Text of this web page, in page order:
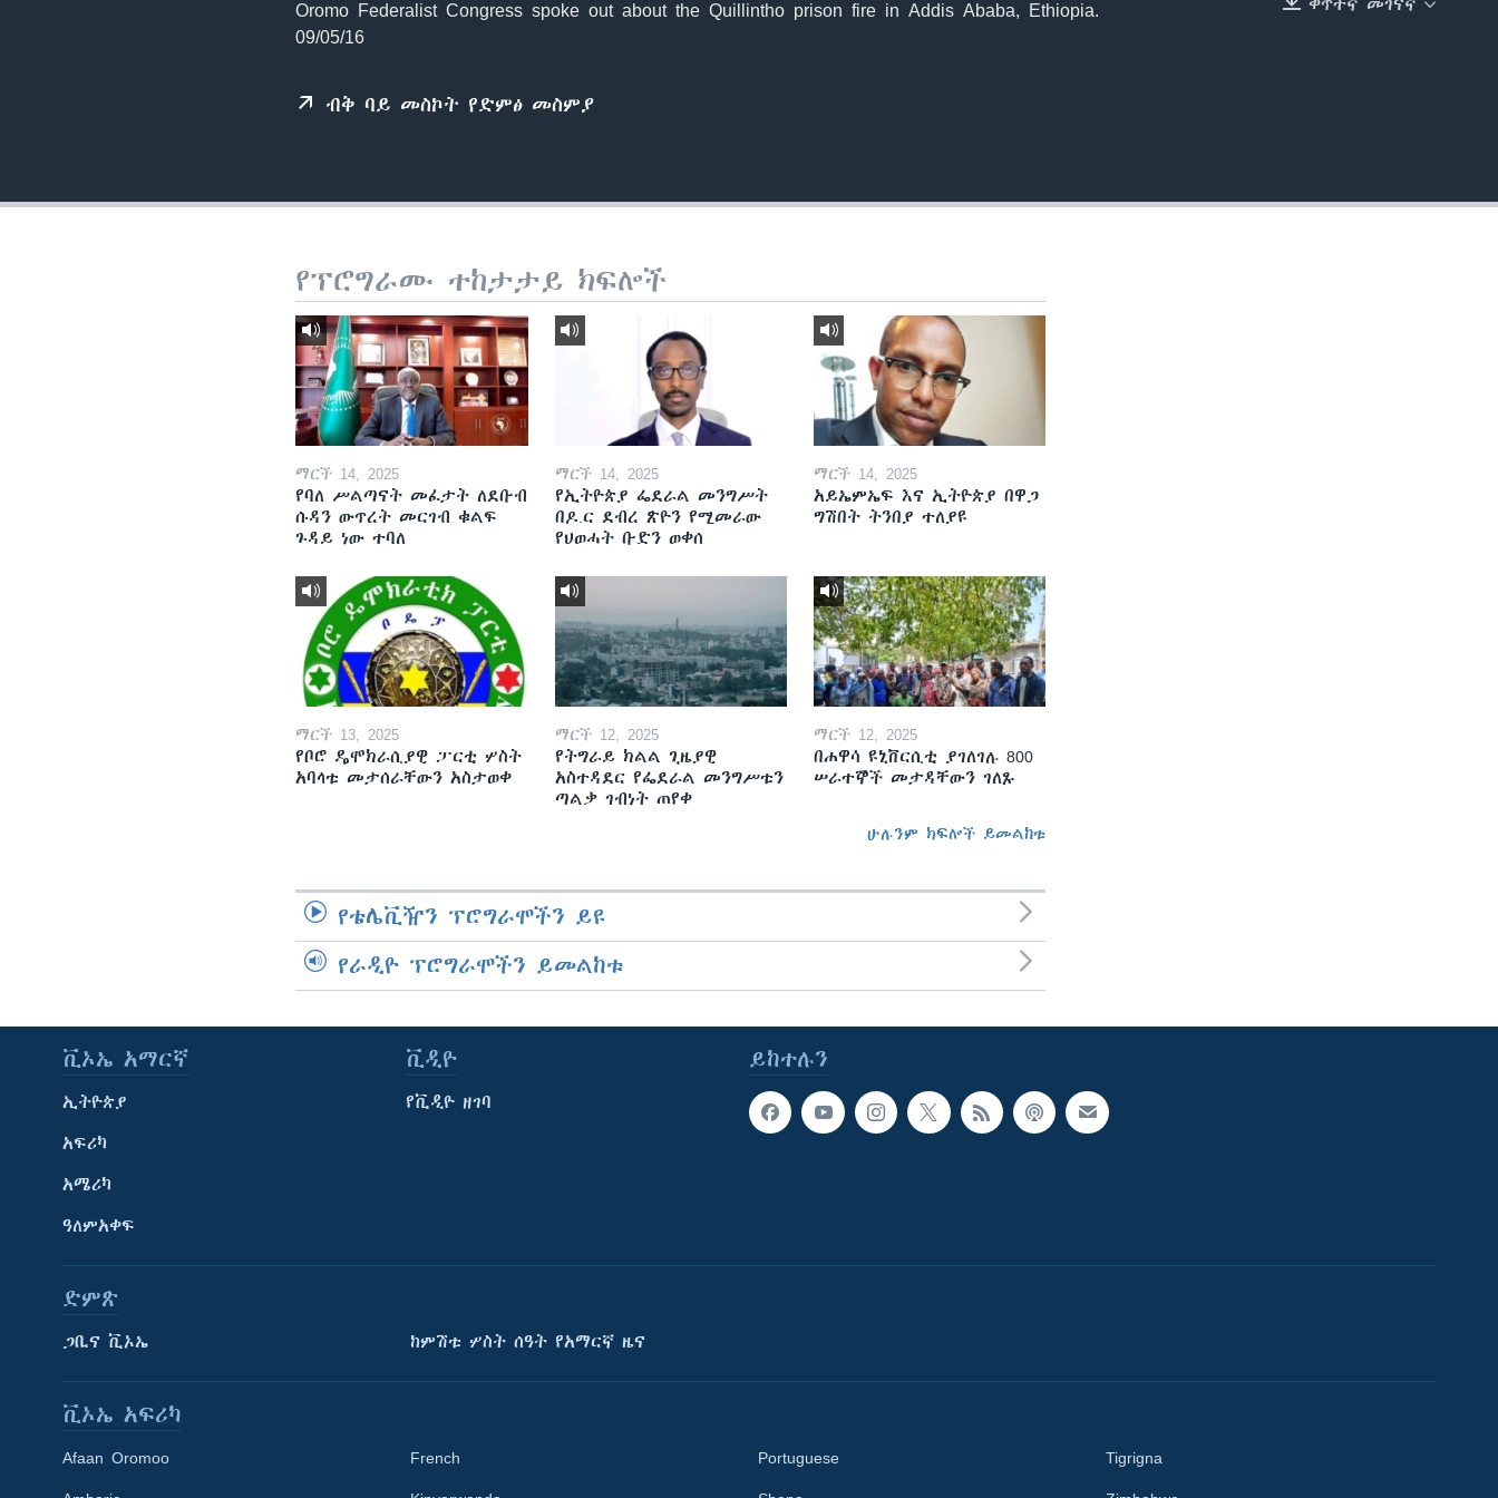
EMBED
Oromo Federalist Congress spoke out about the Quillintho prison fire in Addis Ababa, Ethiopia.
09/05/16
ብቅ ባይ መስኮት የድምፅ መስምያ
የፕሮግራሙ ተከታታይ ክፍሎች
ማርች 14, 2025
የባለ ሥልጣናት መፈታት ለደቡብ
ሱዳን ውጥረት መርገብ ቁልፍ
ጉዳይ ነው ተባለ
ማርች 14, 2025
የኢትዮጵያ ፌደራል መንግሥት
በዶ.ር ደብረ ጽዮን የሚመራው
የህወሓት ቡድን ወቀሰ
ማርች 14, 2025
አይኤምኤፍ እና ኢትዮጵያ በዋጋ
ግሽበት ትንበያ ተለያዩ
ማርች 13, 2025
የቦሮ ዴሞክራሲያዊ ፓርቲ ሦስት
አባላቱ መታሰራቸውን አስታወቀ
ማርች 12, 2025
የትግራይ ክልል ጊዜያዊ
አስተዳደር የፌደራል መንግሥቱን
ጣልቃ ገብነት ጠየቀ
ማርች 12, 2025
በሐዋሳ ዩኒቨርሲቲ ያገለገሉ 800
ሠራተኞች መታዳቸውን ገለጹ
ሁሉንም ክፍሎች ይመልከቱ
የቴሌቪዥን ፕሮግራሞችን ይዩ
የራዲዮ ፕሮግራሞችን ይመልከቱ
ይከተሉን
ቪኦኤ አማርኛ
ኢትዮጵያ
አፍሪካ
አሜሪካ
ዓለምአቀፍ
ቪዲዮ
የቪዲዮ ዘገባ
ድምጽ
ጋቢና ቪኦኤ ከምሽቱ ሦስት ሰዓት የአማርኛ ዜና
ቪኦኤ አፍሪካ
Afaan Oromoo French Portuguese Tigrigna